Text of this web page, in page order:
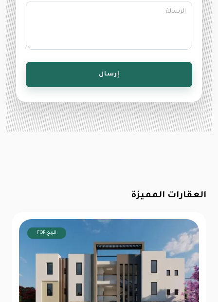
إرسال
العقارات المميزة
FOR للبيع